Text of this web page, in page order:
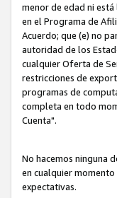
menor de edad ni
en el Programa de
Acuerdo; que (e) no
autoridad de los
cualquier Oferta de
restricciones de
programas de
completa en todo
Cuenta".
No hacemos ninguna
en cualquier
expectativas.